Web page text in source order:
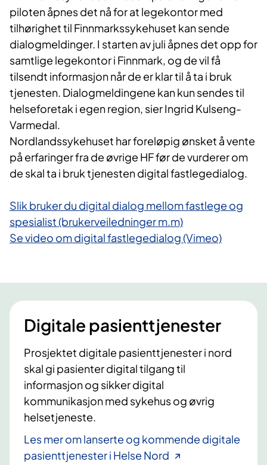
piloten åpnes det nå for at legekontor med
tilhørighet til Finnmarkssykehuset kan sende
dialogmeldinger. I starten av juli åpnes det opp for
samtlige legekontor i Finnmark, og de vil få
tilsendt informasjon når de er klar til å ta i bruk
tjenesten. Dialogmeldingene kan kun sendes til
helseforetak i egen region, sier Ingrid Kulseng-
Varmedal.
Nordlandssykehuset har foreløpig ønsket å vente
på erfaringer fra de øvrige HF før de vurderer om
de skal ta i bruk tjenesten digital fastlegedialog.
Slik bruker du digital dialog mellom fastlege og
spesialist (brukerveiledninger m.m)
Se video om digital fastlegedialog (Vimeo)
Digitale pasienttjenester
Prosjektet digitale pasienttjenester i nord
skal gi pasienter digital tilgang til
informasjon og sikker digital
kommunikasjon med sykehus og øvrig
helsetjeneste.
Les mer om lanserte og kommende digitale
pasienttjenester i Helse Nord